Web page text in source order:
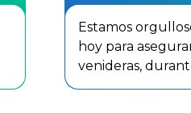
Estamos
hoy para
venideras,